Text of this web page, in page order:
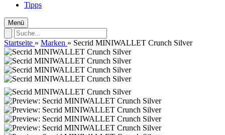
Tipps
Menü
Startseite » Marken » Secrid MINIWALLET Crunch Silver